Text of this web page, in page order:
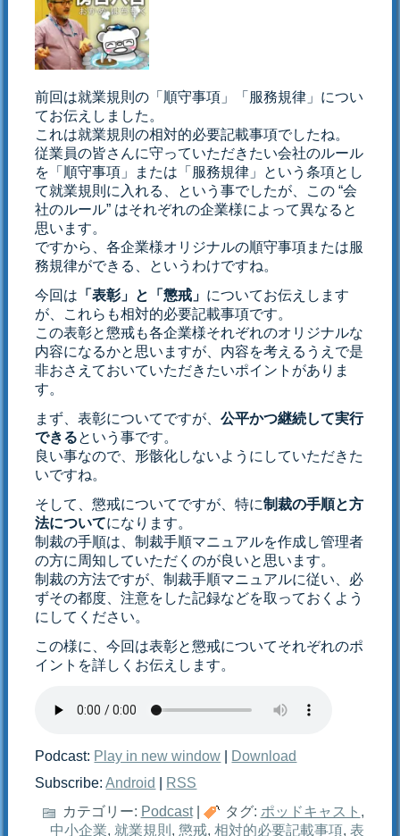
前回は就業規則の「順守事項」「服務規律」につい
てお伝えしました。
これは就業規則の相対的必要記載事項でしたね。
従業員の皆さんに守っていただきたい会社のルール
を「順守事項」または「服務規律」という条項とし
て就業規則に入れる、という事でしたが、この “会
社のルール” はそれぞれの企業様によって異なると
思います。
ですから、各企業様オリジナルの順守事項または服
務規律ができる、というわけですね。
今回は 「表彰」と「懲戒」 についてお伝えします
が、これらも相対的必要記載事項です。
この表彰と懲戒も各企業様それぞれのオリジナルな
内容になるかと思いますが、内容を考えるうえで是
非おさえておいていただきたいポイントがありま
す。
まず、表彰についてですが、公平かつ継続して実行
できるという事です。
良い事なので、形骸化しないようにしていただきた
いですね。
そして、懲戒についてですが、特に制裁の手順と方
法についてになります。
制裁の手順は、制裁手順マニュアルを作成し管理者
の方に周知していただくのが良いと思います。
制裁の方法ですが、制裁手順マニュアルに従い、必
ずその都度、注意をした記録などを取っておくよう
にしてください。
この様に、今回は表彰と懲戒についてそれぞれのポ
イントを詳しくお伝えします。
Podcast: Play in new window
Download
Subscribe:Android
RSS
カテゴリー: Podcast| タグ: ポッドキャスト ,
中小企業, 就業規則 , 懲戒, 相対的必要記載事項, 表